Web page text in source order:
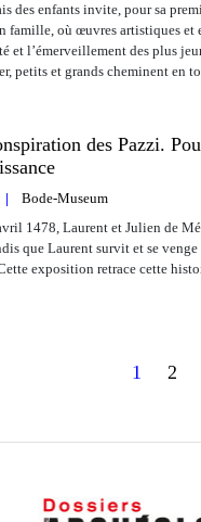
des enfants invite, pour sa
famille, où œuvres artistiques
et l’émerveillement des plus
petits et grands cheminent en
des Pazzi.
Bode-Museum
1478, Laurent et Julien de
que Laurent survit et se
exposition retrace cette
1 2